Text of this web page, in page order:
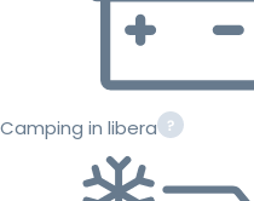
Camping in libera